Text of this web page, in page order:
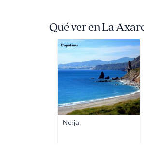
Qué ver en La
Nerja
Cayetano